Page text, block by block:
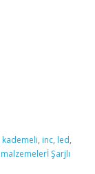
kademeli, inc, led,
malzemelerİ Şarjlı